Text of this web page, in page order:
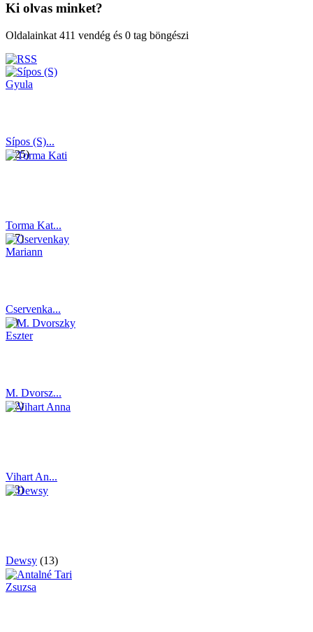
Ki olvas minket?
Oldalainkat 411 vendég és 0 tag böngészi
Sípos (S)...
(125)
Torma Kat...
(37)
Cservenka...
(7)
M. Dvorsz...
(12)
Vihart An...
(43)
Dewsy (13)